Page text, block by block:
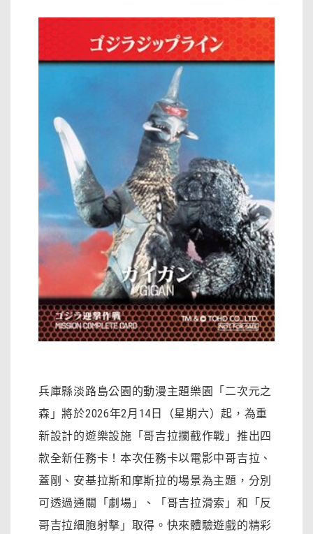
兵庫縣淡路島公園的動漫主題樂園「二次元之
森」將於2026年2月14日（星期六）起，為重
新設計的遊樂設施「哥吉拉攔截作戰」推出四
款全新任務卡！本次任務卡以電影中哥吉拉、
蓋剛、安基拉斯和摩斯拉的場景為主題，分別
可透過通關「劇場」、「哥吉拉滑索」和「反
哥吉拉細胞射擊」取得。快來體驗遊戲的精彩